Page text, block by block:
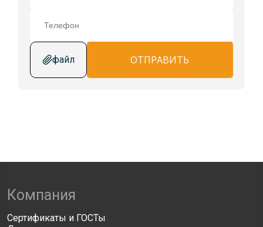
файл ОТПРАВИТЬ
Компания
Сертификаты и ГОСТы